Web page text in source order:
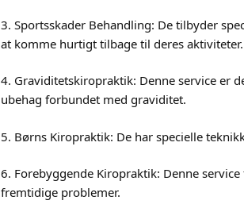
3. Sportsskader Behandling: De tilbyder
at komme hurtigt tilbage til deres aktiviteter.
4. Graviditetskiropraktik: Denne service er
ubehag forbundet med graviditet.
5. Børns Kiropraktik: De har specielle
6. Forebyggende Kiropraktik: Denne
fremtidige problemer.